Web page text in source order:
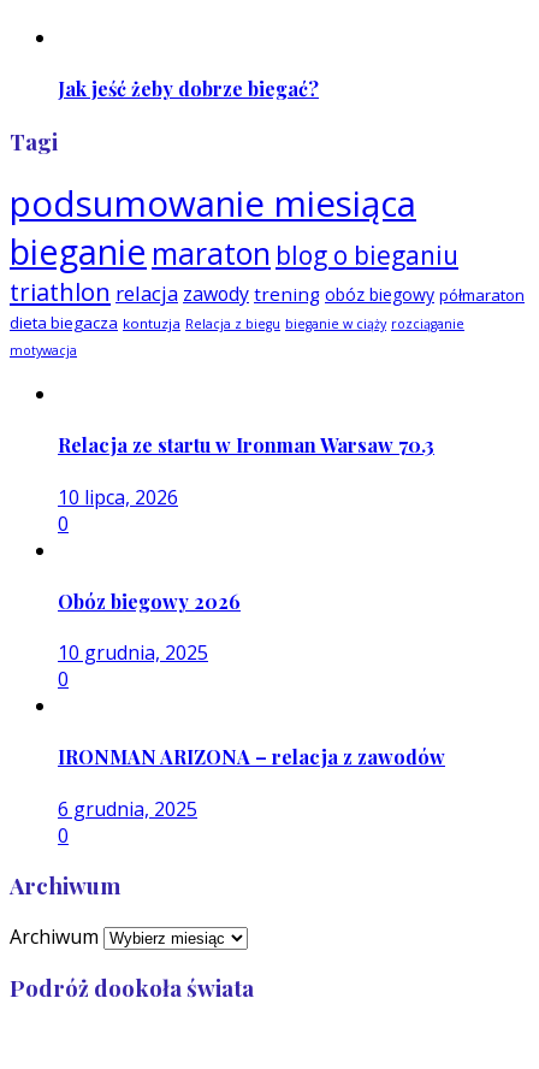
Jak jeść żeby dobrze biegać?
Tagi
podsumowanie miesiąca
bieganie maraton blog o bieganiu
triathlon relacja zawody trening obóz biegowy półmaraton
dieta biegacza kontuzja Relacja z biegu bieganie w ciąży rozciąganie
motywacja
Relacja ze startu w Ironman Warsaw 70.3
10 lipca, 2026
0
Obóz biegowy 2026
10 grudnia, 2025
0
IRONMAN ARIZONA – relacja z zawodów
6 grudnia, 2025
0
Archiwum
Archiwum
Podróż dookoła świata